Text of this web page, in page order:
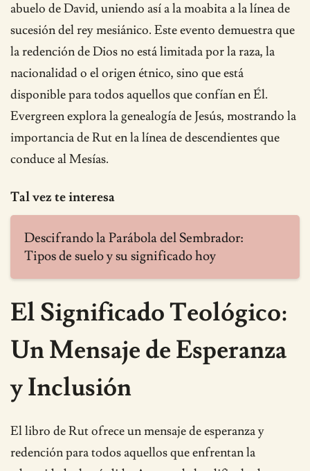
abuelo de David, uniendo así a la moabita a la línea de
sucesión del rey mesiánico. Este evento demuestra que
la redención de Dios no está limitada por la raza, la
nacionalidad o el origen étnico, sino que está
disponible para todos aquellos que confían en Él.
Evergreen explora la genealogía de Jesús, mostrando la
importancia de Rut en la línea de descendientes que
conduce al Mesías.
Tal vez te interesa
Descifrando la Parábola del Sembrador:
Tipos de suelo y su significado hoy
El Significado Teológico:
Un Mensaje de Esperanza
y Inclusión
El libro de Rut ofrece un mensaje de esperanza y
redención para todos aquellos que enfrentan la